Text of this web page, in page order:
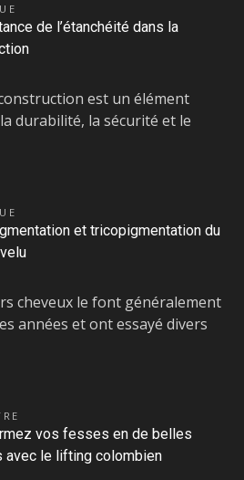
de l’étanchéité dans la
est un élément
durabilité, la sécurité et le
et tricopigmentation du
cheveux le font généralement
années et ont essayé divers
vos fesses en de belles
avec le lifting colombien